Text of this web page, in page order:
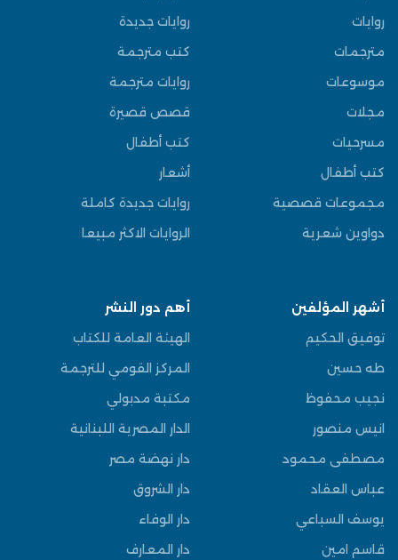
روايات
مترجمات
موسوعات
مجلات
مسرحيات
كتب أطفال
مجموعات قصصية
دواوين شعرية
روايات جديدة
كتب مترجمة
روايات مترجمة
قصص قصيرة
كتب أطفال
أشعار
روايات جديدة كاملة
الروايات الاكثر مبيعا
أشهر المؤلفين
توفيق الحكيم
طه حسين
نجيب محفوظ
انيس منصور
مصطفى محمود
عباس العقاد
يوسف السباعي
قاسم امين
أهم دور النشر
الهيئة العامة للكتاب
المركز القومي للترجمة
مكتبة مدبولي
الدار المصرية اللبنانية
دار نهضة مصر
دار الشروق
دار الوفاء
دار المعارف